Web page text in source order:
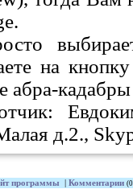
на
абра-
д.2.,
программы Комментарии